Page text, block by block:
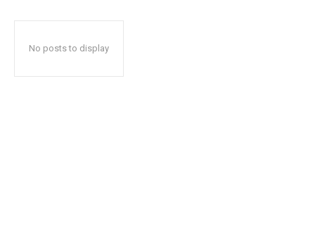
No posts to display